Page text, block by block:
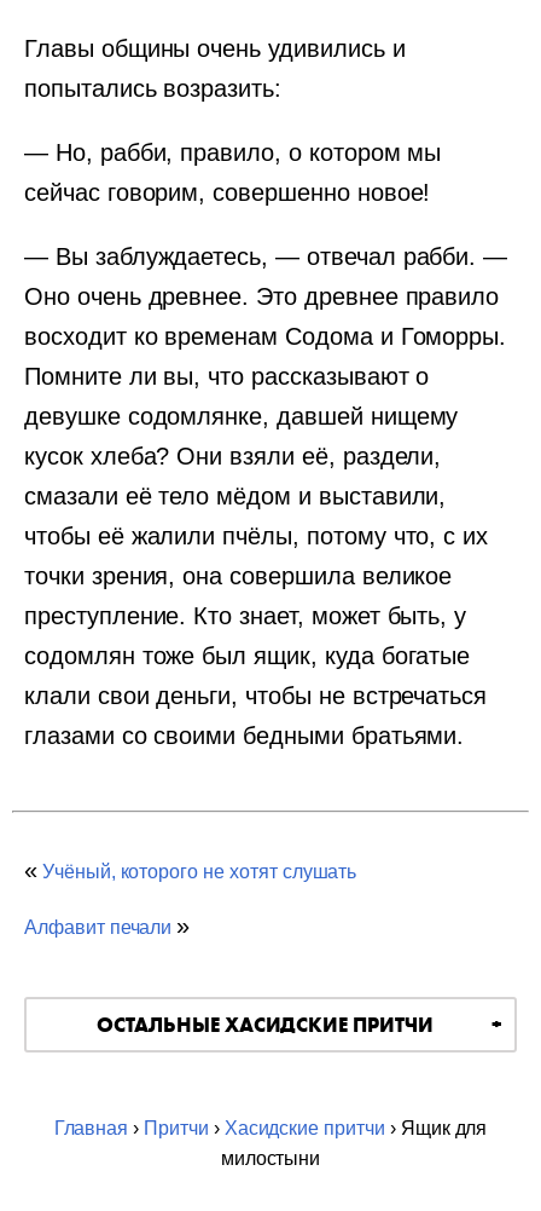
Главы общины очень удивились и
попытались возразить:
— Но, рабби, правило, о котором мы
сейчас говорим, совершенно новое!
— Вы заблуждаетесь, — отвечал рабби. —
Оно очень древнее. Это древнее правило
восходит ко временам Содома и Гоморры.
Помните ли вы, что рассказывают о
девушке содомлянке, давшей нищему
кусок хлеба? Они взяли её, раздели,
смазали её тело мёдом и выставили,
чтобы её жалили пчёлы, потому что, с их
точки зрения, она совершила великое
преступление. Кто знает, может быть, у
содомлян тоже был ящик, куда богатые
клали свои деньги, чтобы не встречаться
глазами со своими бедными братьями.
« Учёный, которого не хотят слушать
Алфавит печали »
ОСТАЛЬНЫЕ ХАСИДСКИЕ ПРИТЧИ
Главная › Притчи › Хасидские притчи › Ящик для
милостыни